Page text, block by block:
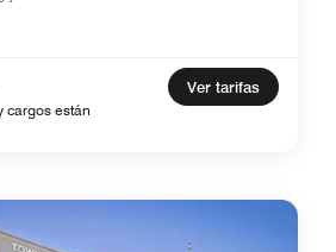
cargos están
Ver tarifas